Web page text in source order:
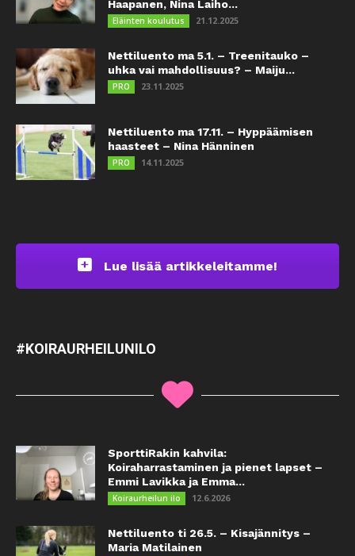
Haapanen, Nina Laiho...
Eläinten koulutus 21.12.2025
Nettiluento ma 5.1. – Treenitauko –
uhka vai mahdollisuus? – Maiju...
PRO 23.11.2025
Nettiluento ma 17.11. – Hyppäämisen
haasteet – Nina Hänninen
PRO 14.11.2025
Lue lisää artikkeleitamme!
#KOIRAURHEILUNILO
SporttiRakin kahvila:
Koiraharrastaminen ja pienet lapset –
Emmi Lavikka ja Emma...
Koiraurheilun ilo 12.6.2026
Nettiluento ti 26.5. – Kisajännitys –
Maria Matilainen